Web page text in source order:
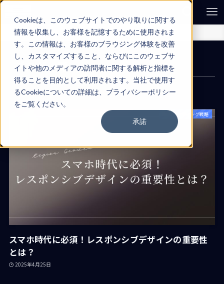
Cookieは、このウェブサイトでのやり取りに関する
情報を収集し、お客様を記憶するために使用されま
す。この情報は、お客様のブラウジング体験を改善
し、カスタマイズすること、ならびにこのウェブサ
イトや他のメディアの訪問者に関する解析と指標を
得ることを目的として利用されます。当社で使用す
るCookieについての詳細は、プライバシーポリシー
をご覧ください。
承諾
ホーム ブログ一覧
ブログ一覧
マーケティング戦略
スマホ時代に必須！レスポンシブデザインの重要性
とは？
2025年4月25日